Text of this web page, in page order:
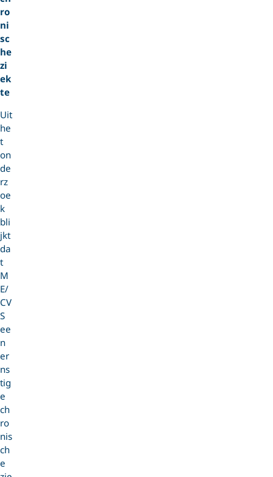
ro
ni
sc
he
zi
ek
te
Uit
he
t
on
de
rz
oe
k
bli
jkt
da
t
M
E/
CV
S
ee
n
er
ns
tig
e
ch
ro
nis
ch
e